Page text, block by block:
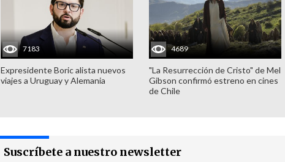
7183
Expresidente Boric alista nuevos
viajes a Uruguay y Alemania
4689
"La Resurrección de Cristo" de Mel
Gibson confirmó estreno en cines
de Chile
Suscríbete a nuestro newsletter